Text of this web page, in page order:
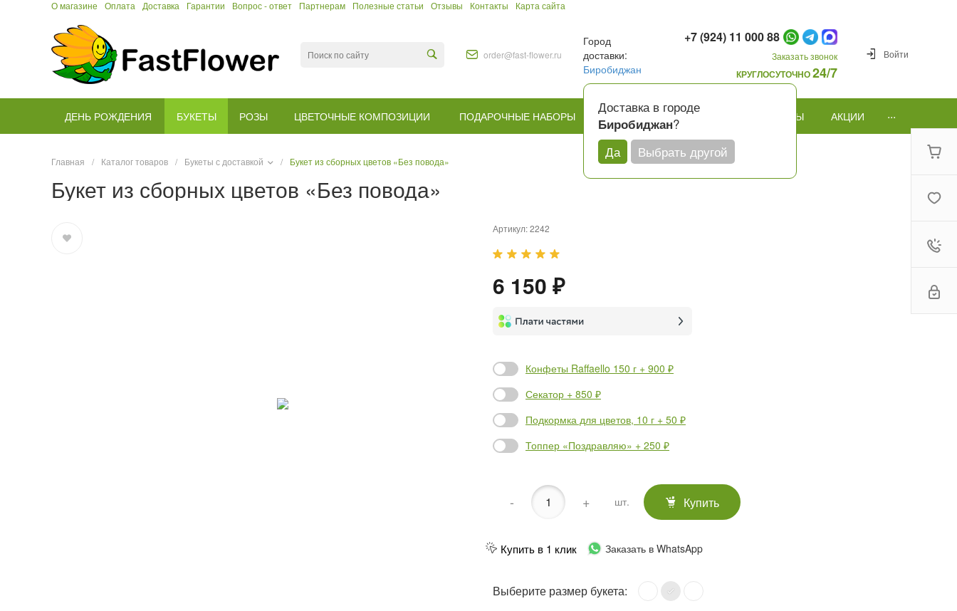
О магазине Оплата Доставка Гарантии Вопрос - ответ Партнерам Полезные статьи Отзывы Контакты Карта сайта
order@fast-flower.ru
Город
доставки:
Биробиджан
Доставка в городе
Биробиджан?
Да
Выбрать другой
+7 (924) 11 000 88
Заказать звонок
КРУГЛОСУТОЧНО24/7
Войти
ДЕНЬ РОЖДЕНИЯ БУКЕТЫ РОЗЫ ЦВЕТОЧНЫЕ КОМПОЗИЦИИ ПОДАРОЧНЫЕ НАБОРЫ КОМУ ПОВОД ПОДАРКИ И ШАРЫ АКЦИИ ...
Главная / Каталог товаров / Букеты с доставкой / Букет из сборных цветов «Без повода»
Букет из сборных цветов «Без повода»
Артикул:2242
6 150 ₽
Конфеты Raffaello 150 г + 900 ₽
Секатор + 850 ₽
Подкормка для цветов, 10 г + 50 ₽
Топпер «Поздравляю» + 250 ₽
- + шт. Купить
Купить в 1 клик Заказать в WhatsApp
Выберите размер букета: